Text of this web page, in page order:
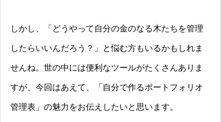
しかし、「どうやって自分の金のなる木たちを管理
したらいいんだろう？」と悩む方もいるかもしれま
せんね。世の中には便利なツールがたくさんありま
すが、今回はあえて、「自分で作るポートフォリオ
管理表」の魅力をお伝えしたいと思います。